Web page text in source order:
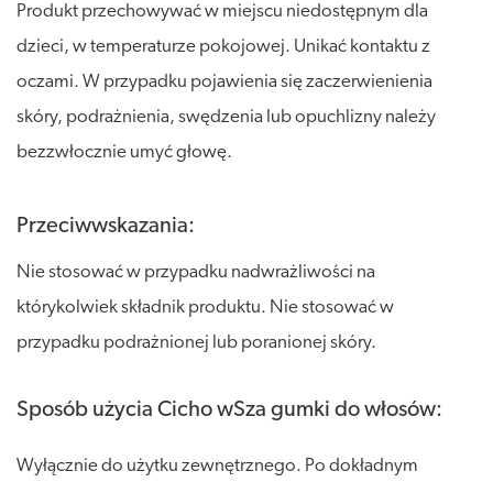
Produkt przechowywać w miejscu niedostępnym dla
dzieci, w temperaturze pokojowej. Unikać kontaktu z
oczami. W przypadku pojawienia się zaczerwienienia
skóry, podrażnienia, swędzenia lub opuchlizny należy
bezzwłocznie umyć głowę.
Przeciwwskazania:
Nie stosować w przypadku nadwrażliwości na
którykolwiek składnik produktu. Nie stosować w
przypadku podrażnionej lub poranionej skóry.
Sposób użycia Cicho wSza gumki do włosów:
Wyłącznie do użytku zewnętrznego. Po dokładnym